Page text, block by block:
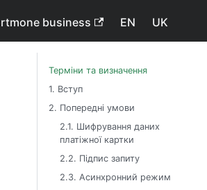
business EN UK
Терміни та визначення
1. Вступ
2. Попередні умови
2.1. Шифрування даних
платіжної картки
2.2. Підпис запиту
2.3. Асинхронний режим